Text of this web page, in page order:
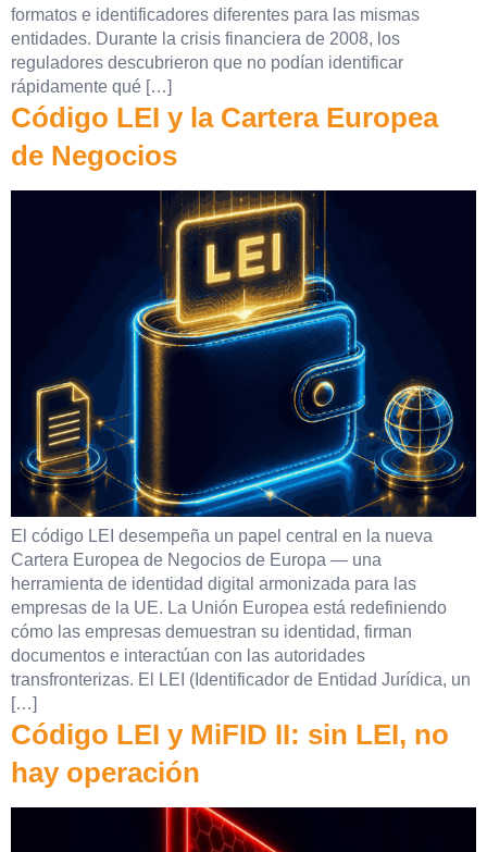
formatos e identificadores diferentes para las mismas
entidades. Durante la crisis financiera de 2008, los
reguladores descubrieron que no podían identificar
rápidamente qué […]
Código LEI y la Cartera Europea
de Negocios
El código LEI desempeña un papel central en la nueva
Cartera Europea de Negocios de Europa — una
herramienta de identidad digital armonizada para las
empresas de la UE. La Unión Europea está redefiniendo
cómo las empresas demuestran su identidad, firman
documentos e interactúan con las autoridades
transfronterizas. El LEI (Identificador de Entidad Jurídica, un
[…]
Código LEI y MiFID II: sin LEI, no
hay operación